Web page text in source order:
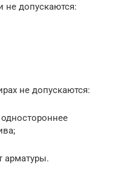
не допускаются:
не допускаются:
арматуры.